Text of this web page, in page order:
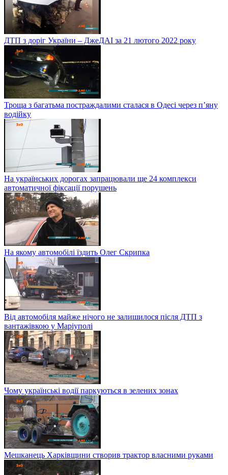
ДТП з доріг України – ДжеДАІ за 21 лютого 2022 року
Троща з багатьма постраждалими сталася в Одесі через п’яну
водійку
На українських дорогах запрацювали ще 24 комплекси
автоматичної фіксації порушень
На якому автомобілі їздить Олег Скрипка
Від автомобіля майже нічого не залишилося після ДТП з
вантажівкою у Маріуполі
Чому українські водії паркуються в зелених зонах
Мешканець Харківщини створив трактор власними руками